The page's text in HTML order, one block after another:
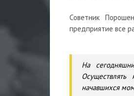
Советник
предприятие все
На
начавшихся